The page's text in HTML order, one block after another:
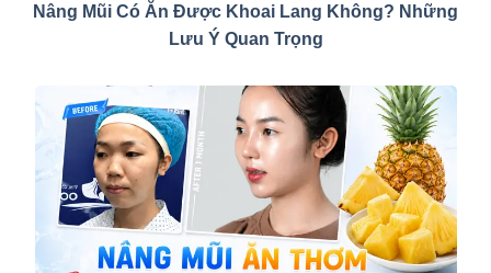
Nâng Mũi Có Ăn Được Khoai Lang Không? Những
Lưu Ý Quan Trọng